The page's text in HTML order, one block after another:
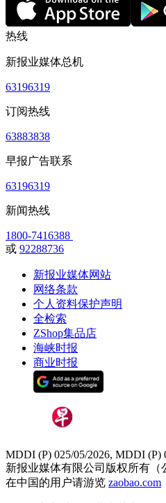
热线
新报业媒体总机
63196319
订阅热线
63883838
早报广告联系
63196319
新闻热线
1800-7416388
或 92288736
新报业媒体网站
网络条款
个人资料保护声明
全检索
ZShop集品店
海峡时报
商业时报
MDDI (P) 025/05/2026, MDDI (P)
新报业媒体有限公司版权所有（
在中国的用户请游览 zaobao.com